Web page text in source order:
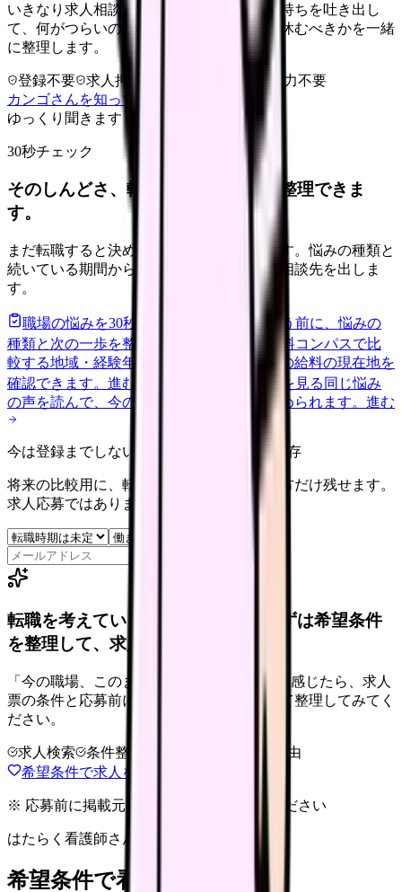
いきなり求人相談には進みません。今の気持ちを吐き出し
て、何がつらいのか、辞めるべきか、少し休むべきかを一緒
に整理します。
登録不要 求人押し売りなし
病院名は入力不要
カンゴさんを知ってから相談する
ゆっくり聞きます
30秒チェック
そのしんどさ、転職すべきサインか整理できま
す。
まだ転職すると決めていなくても大丈夫です。悩みの種類と
続いている期間から、次に見るべき記事と相談先を出しま
す。
職場の悩みを30秒で診断
辞めるべきか迷う前に、悩みの
種類と次の一歩を整理します。
給料コンパスで比
較する地域・経験年数・施設形態から、今の給料の現在地を
確認できます。 進む 匿名掲示板で本音を見る 同じ悩み
の声を読んで、今の職場だけの問題か確かめられます。 進む
今は登録までしない人向け: 希望条件だけ保存
将来の比較用に、転職時期と気になる働き方だけ残せます。
求人応募ではありません。
転職を考えている看護師さんへ。まずは希望条件
を整理して、求人を見比べられます。
「今の職場、このままでいいのかな...」そう感じたら、求人
票の条件と応募前に確認したい不安を分けて整理してみてく
ださい。
求人検索 条件整理
退会自由
希望条件で求人を探す
※ 応募前に掲載元の最新情報を確認してください
はたらく看護師さん 求人
希望条件で看護師求人を探す